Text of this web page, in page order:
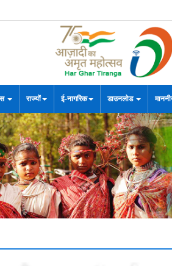
राज्यों ई-नागरिक डाउनलोड